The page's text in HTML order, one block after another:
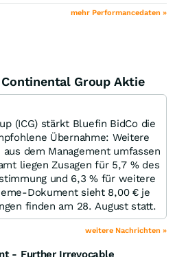
mehr Performancedaten »
Group Aktie
(ICG) stärkt Bluefin BidCo die
Übernahme: Weitere
dem Management umfassen
liegen Zusagen für 5,7 % des
und 6,3 % für weitere
Dokument sieht 8,00 € je
finden am 28. August statt.
weitere Nachrichten »
- Further Irrevocable